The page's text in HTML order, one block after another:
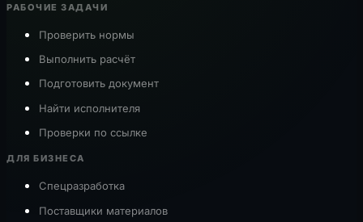
РАБОЧИЕ ЗАДАЧИ
Проверить нормы
Выполнить расчёт
Подготовить документ
Найти исполнителя
Проверки по ссылке
ДЛЯ БИЗНЕСА
Спецразработка
Поставщики материалов